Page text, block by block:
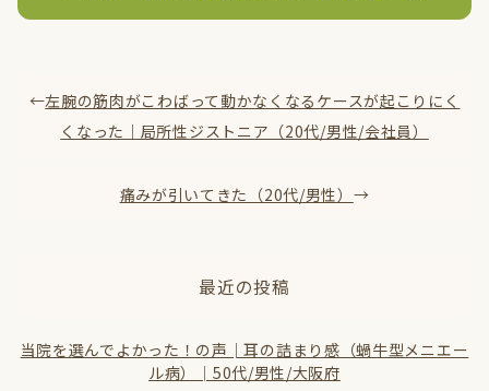
←左腕の筋肉がこわばって動かなくなるケースが起こりにく
くなった｜局所性ジストニア（20代/男性/会社員）
痛みが引いてきた（20代/男性） →
最近の投稿
当院を選んでよかった！の声│耳の詰まり感（蝸牛型メニエー
ル病）│50代/男性/大阪府